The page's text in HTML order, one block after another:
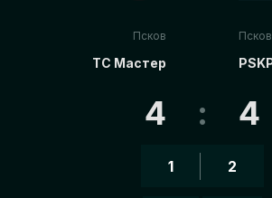
Псков
ТС Мастер
4 : 4
1 2
Псков